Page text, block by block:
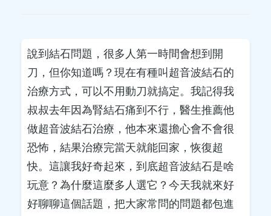
說到結石問題，很多人第一時間會想到開
刀，但你知道嗎？現在有種叫超音波結石的
治療方式，可以不用動刀就搞定。我記得我
叔叔去年因為腎結石痛到不行，醫生推薦他
做超音波結石治療，他本來還擔心會不會很
恐怖，結果治療完當天就能回家，恢復超
快。這讓我好奇起來，到底超音波結石是啥
玩意？為什麼這麼多人選它？今天我就來好
好聊聊這個話題，把大家常問的問題都包進